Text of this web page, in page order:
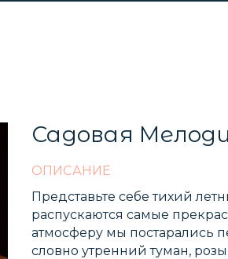
Садовая
ОПИСАНИЕ
Представьте себе тихий
распускаются самые
атмосферу мы постарались
словно утренний туман,